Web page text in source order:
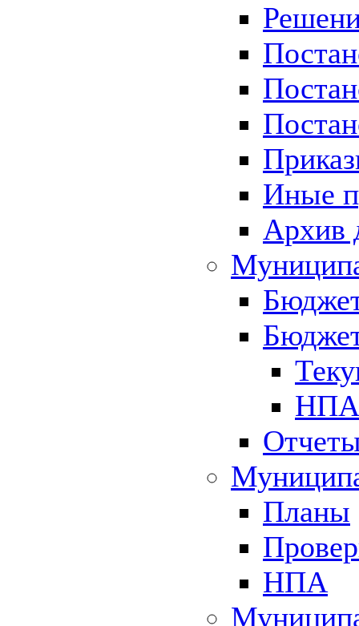
Иные
Архив
НПА
Планы
НПА